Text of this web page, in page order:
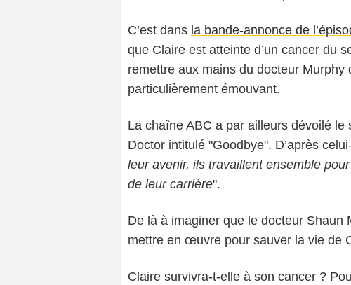
C’est dans la bande-annonce de
que Claire est atteinte d’un cancer du
remettre aux mains du docteur Murphy
particulièrement émouvant.
La chaîne ABC a par ailleurs dévoilé le
Doctor intitulé "Goodbye". D’après
leur avenir, ils travaillent ensemble
de leur carrière".
De là à imaginer que le docteur Shaun
mettre en œuvre pour sauver la vie de
Claire survivra-t-elle à son cancer ?